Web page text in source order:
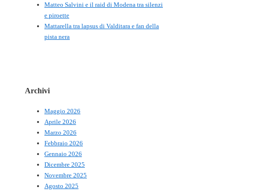
Matteo Salvini e il raid di Modena tra silenzi
e piroette
Mattarella tra lapsus di Valditara e fan della
pista nera
Archivi
Maggio 2026
Aprile 2026
Marzo 2026
Febbraio 2026
Gennaio 2026
Dicembre 2025
Novembre 2025
Agosto 2025